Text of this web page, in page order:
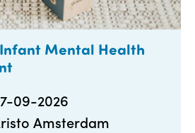
Mental Health
09-2026
Amsterdam